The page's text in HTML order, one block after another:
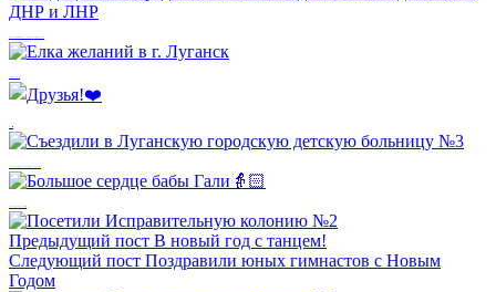
Предыдущий пост В новый год с танцем!
Следующий пост Поздравили юных гимнастов с Новым
Годом